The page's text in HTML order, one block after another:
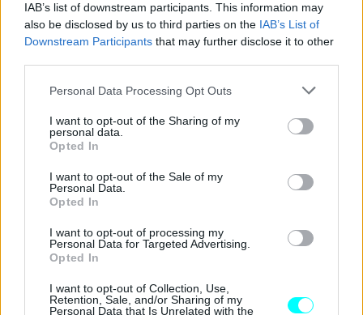
IAB’s list of downstream participants. This information may
also be disclosed by us to third parties on the IAB’s List of
Downstream Participants that may further disclose it to other
Please note that this website/app uses one or more Google
not limited to your visit or usage behaviour. You may click to
grant or deny consent to Google and its third-party tags to
use your data for below specified purposes in below Google
consent section.
Personal Data Processing Opt Outs
I want to opt-out of the Sharing of my
personal data.
Opted In
I want to opt-out of the Sale of my
Personal Data.
Opted In
I want to opt-out of processing my
Personal Data for Targeted Advertising.
Opted In
I want to opt-out of Collection, Use,
Retention, Sale, and/or Sharing of my
Personal Data that Is Unrelated with the
Παράλληλα με τα παραπάνωκαλούμε την Αστυνομία και
το ΕΚΑΒ στο 166 ή καλούμε το 112για να αναφέρουμε
το περιστατικό δίνοντας τις σωστές πληροφορίες, οι
οποίες έχουν ως εξής:
-Το τηλέφωνο από το οποίο καλούμε
-Τι περιστατικό έχει συμβεί
-Που έγινε το περιστατικό
-Πόσα είναι τα θύματα
-Ποιος καλεί
-Άλλες σημαντικές πληροφορίες που μπορεί να μας
ζητηθούν